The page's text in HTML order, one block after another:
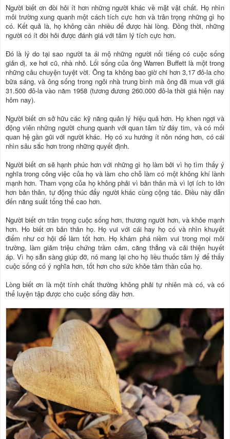
Người biết ơn đòi hỏi ít hơn những người khác về mặt vật chất. Họ nhìn
môi trường xung quanh một cách tích cực hơn và trân trọng những gì họ
có. Kết quả là, họ không cần nhiều để được hài lòng. Đồng thời, những
người có ít đòi hỏi được đánh giá với tâm lý tích cực hơn.
Đó là lý do tại sao người ta ái mộ những người nổi tiếng có cuộc sống
giản dị, xe hơi cũ, nhà nhỏ. Lối sống của ông Warren Buffett là một trong
những câu chuyện tuyệt vời. Ông ta không bao giờ chi hơn 3,17 đô-la cho
bữa sáng, và ông sống trong ngôi nhà trung bình mà ông đã mua với giá
31.500 đô-la vào năm 1958 (tương đương 260.000 đô-la thời giá hiện nay
hôm nay).
Người biết ơn sở hữu các kỹ năng quản lý hiệu quả hơn. Họ khen ngợi và
động viên những người chung quanh với quan tâm từ đáy tim, và có mối
quan hệ gần gũi với người khác. Họ có xu hướng ít nôn nóng hơn, có cái
nhìn sâu sắc hơn trong những quyết định.
Người biết ơn sẽ hạnh phúc hơn với những gì họ làm bởi vì họ tìm thấy ý
nghĩa trong công việc của họ và làm cho chỗ làm có một không khí lành
mạnh hơn. Tham vọng của họ không phải vì bản thân mà vì lợi ích to lớn
hơn bản thân, tự động thúc đẩy người khác cùng cộng tác. Điều này dẫn
đến năng suất tổng thể cao hơn.
Người biết ơn trân trọng cuộc sống hơn, thương người hơn, và khỏe mạnh
hơn. Ho biết ơn bản thân họ. Họ vui với cái hay họ có và nhìn khuyết
điểm như cơ hội để làm tốt hơn. Họ khám phá niềm vui trong mọi môi
trường, làm giảm triệu chứng trầm cảm, căng thẳng và cải thiện huyết
áp. Vì họ sẵn sàng giúp đỡ, nó mang lại cho họ liều thuốc tâm lý để thấy
cuộc sống có ý nghĩa hơn, tốt hơn cho sức khỏe tâm thần của họ.
Lòng biết ơn là một tính chất thường không phải tự nhiên mà có, và có
thể luyện tập được cho cuộc sống đầy hơn.